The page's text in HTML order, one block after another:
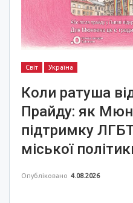
Світ Україна
Коли ратуша
Прайду: як
підтримку
міської
Опубліковано 4.08.2026